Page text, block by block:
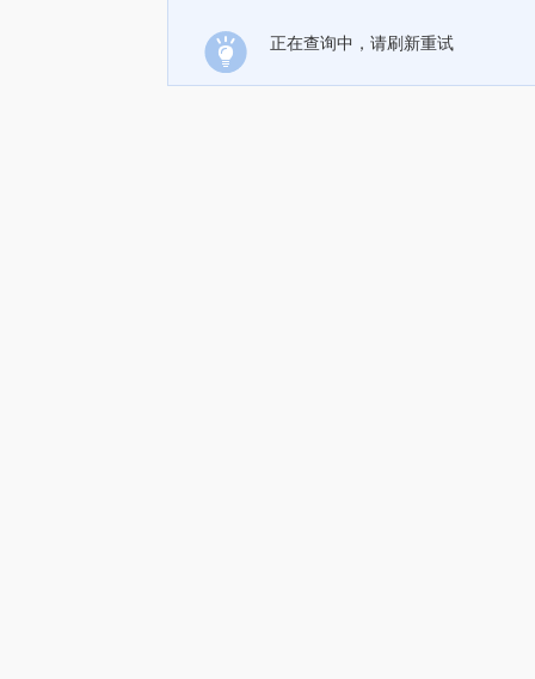
正在查询中，请刷新重试